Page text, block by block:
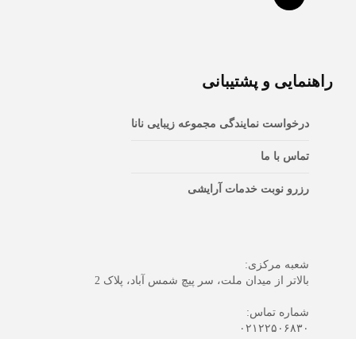
راهنمایی و پشتیبانی
درخواست نمایندگی مجموعه زیبایی نانا
تماس با ما
رزرو نوبت خدمات آرایشی
شعبه مرکزی:
بالاتر از میدان ملت، سر پیچ شمس آباد، پلاک 2
شماره تماس:
۰۲۱۲۲۵۰۶۸۳۰